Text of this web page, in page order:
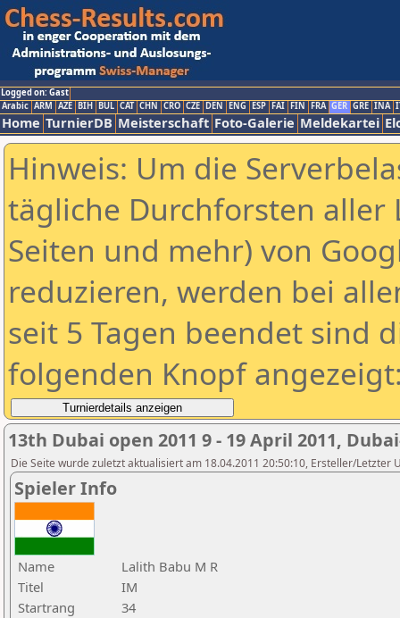
Logged on: Gast
Arabic ARM AZE BIH BUL CAT CHN CRO CZE DEN ENG ESP FAI FIN FRA GER GRE INA
Home TurnierDB Meisterschaft Foto-Galerie Meldekartei
Hinweis: Um die
tägliche Durchforsten aller
Seiten und mehr) von
reduzieren, werden bei
seit 5 Tagen beendet sind
folgenden Knopf
13th Dubai open 2011 9 - 19 April 2011,
Die Seite wurde zuletzt aktualisiert am 18.04.2011 20:50:10, Ersteller/Letzter
Spieler Info
Name
Lalith Babu M R
Titel
IM
Startrang
34